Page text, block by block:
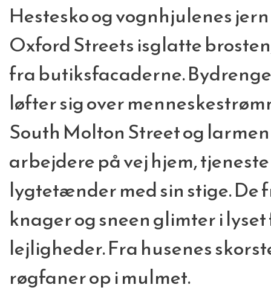
Hestesko og vognhjulenes
Oxford Streets isglatte
fra butiksfacaderne.
løfter sig over
South Molton Street og
arbejdere på vej hjem,
lygtetænder med sin stige. De
knager og sneen glimter i
lejligheder. Fra husenes
røgfaner op i mulmet.